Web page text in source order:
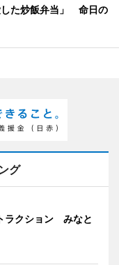
した炒飯弁当」 命日の
グ
ラクション みなと